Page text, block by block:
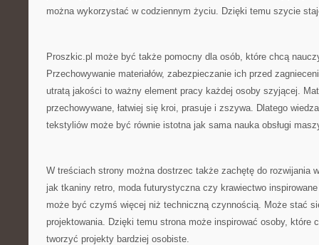
można wykorzystać w codziennym życiu. Dzięki temu szycie
Proszkic.pl może być także pomocny dla osób, które chcą
Przechowywanie materiałów, zabezpieczanie ich przed
utratą jakości to ważny element pracy każdej osoby szyjącej.
przechowywane, łatwiej się kroi, prasuje i zszywa. Dlatego
tekstyliów może być równie istotna jak sama nauka obsługi
W treściach strony można dostrzec także zachętę do rozwijania
jak tkaniny retro, moda futurystyczna czy krawiectwo
może być czymś więcej niż techniczną czynnością. Może stać
projektowania. Dzięki temu strona może inspirować osoby, które
tworzyć projekty bardziej osobiste.